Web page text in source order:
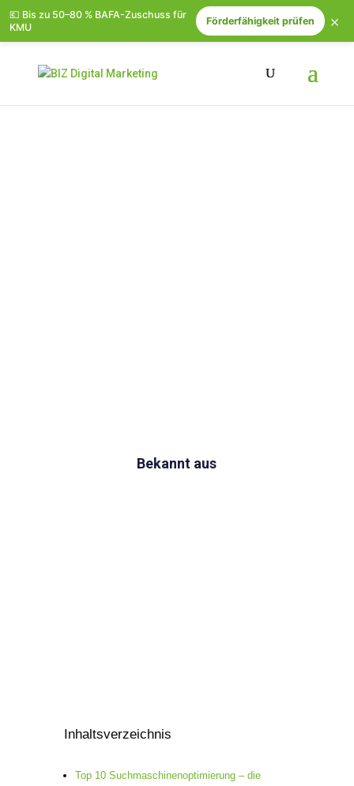
💶 Bis zu 50–80 % BAFA-Zuschuss für
KMU
Förderfähigkeit prüfen ×
Bekannt aus
Inhaltsverzeichnis
Top 10 Suchmaschinenoptimierung – die